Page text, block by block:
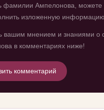
фамилии Ампелонова, можете
изложенную
вашим мнением и знаниями о
в комментариях ниже!
комментарий